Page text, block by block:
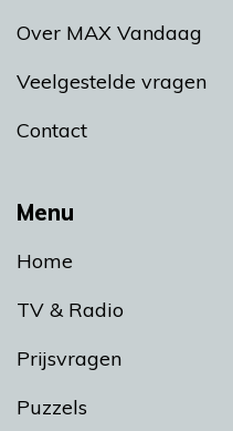
Menu
Home
TV & Radio
Prijsvragen
Puzzels
Over MAX Vandaag
Veelgestelde vragen
Contact